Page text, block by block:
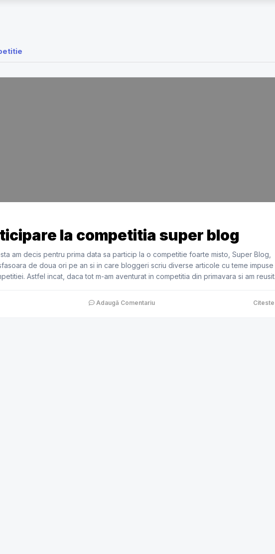
la competitia super blog
am decis pentru prima data sa particip la o competitie foarte misto, Super Blog,
de doua ori pe an si in care bloggeri scriu diverse articole cu teme impuse
Astfel incat, daca tot m-am aventurat in competitia din primavara si am reusit
Adaugă Comentariu Citeste